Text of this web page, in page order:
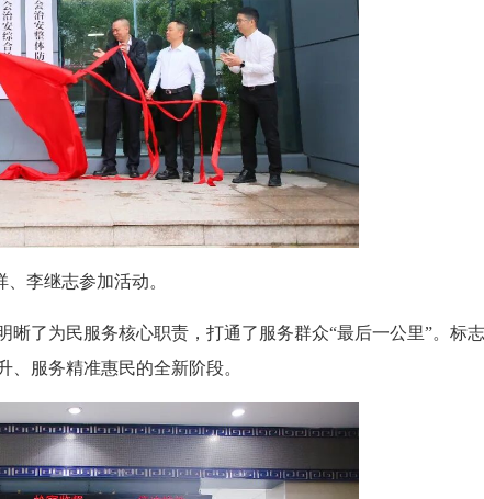
李继志参加活动。
为民服务核心职责，打通了服务群众“最后一公里”。标
服务精准惠民的全新阶段。